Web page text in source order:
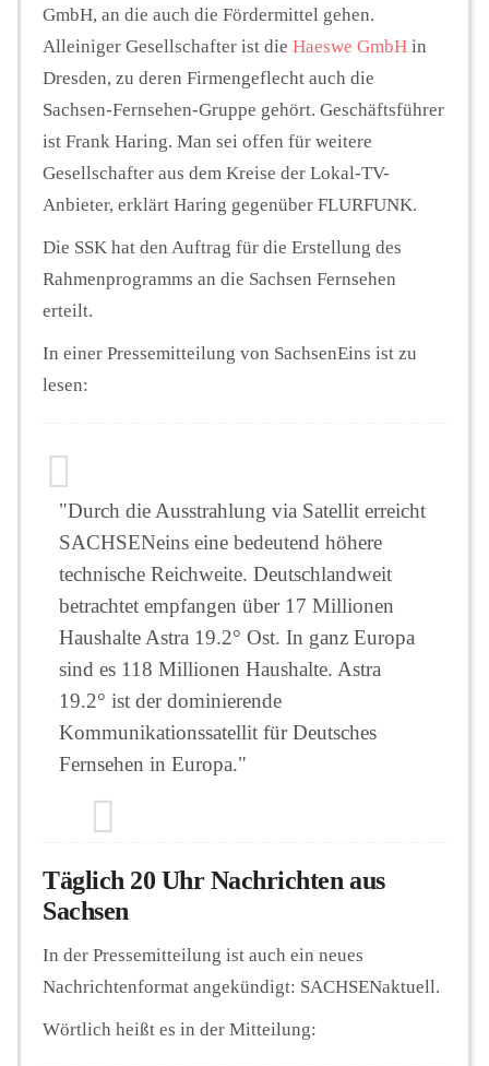
GmbH, an die auch die Fördermittel gehen.
Alleiniger Gesellschafter ist die Haeswe GmbH in
Dresden, zu deren Firmengeflecht auch die
Sachsen-Fernsehen-Gruppe gehört. Geschäftsführer
ist Frank Haring. Man sei offen für weitere
Gesellschafter aus dem Kreise der Lokal-TV-
Anbieter, erklärt Haring gegenüber FLURFUNK.
Die SSK hat den Auftrag für die Erstellung des
Rahmenprogramms an die Sachsen Fernsehen
erteilt.
In einer Pressemitteilung von SachsenEins ist zu
lesen:
"Durch die Ausstrahlung via Satellit erreicht
SACHSENeins eine bedeutend höhere
technische Reichweite. Deutschlandweit
betrachtet empfangen über 17 Millionen
Haushalte Astra 19.2° Ost. In ganz Europa
sind es 118 Millionen Haushalte. Astra
19.2° ist der dominierende
Kommunikationssatellit für Deutsches
Fernsehen in Europa."
Täglich 20 Uhr Nachrichten aus
Sachsen
In der Pressemitteilung ist auch ein neues
Nachrichtenformat angekündigt: SACHSENaktuell.
Wörtlich heißt es in der Mitteilung: